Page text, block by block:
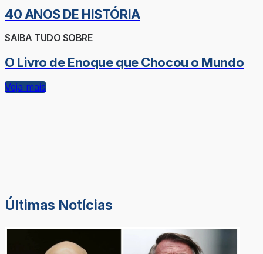
40 ANOS DE HISTÓRIA
SAIBA TUDO SOBRE
O Livro de Enoque que Chocou o Mundo
Veja mais
Últimas Notícias